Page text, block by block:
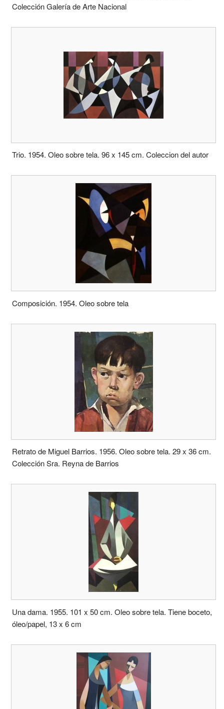
Colección Galería de Arte Nacional
Trio. 1954. Oleo sobre tela. 96 x 145 cm. Coleccion del autor
Composición. 1954. Oleo sobre tela
Retrato de Miguel Barrios. 1956. Oleo sobre tela. 29 x 36 cm.
Colección Sra. Reyna de Barrios
Una dama. 1955. 101 x 50 cm. Oleo sobre tela. Tiene boceto,
óleo/papel, 13 x 6 cm